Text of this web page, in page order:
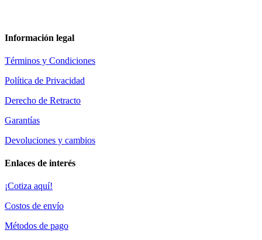
Información legal
Términos y Condiciones
Política de Privacidad
Derecho de Retracto
Garantías
Devoluciones y cambios
Enlaces de interés
¡Cotiza aquí!
Costos de envío
Métodos de pago